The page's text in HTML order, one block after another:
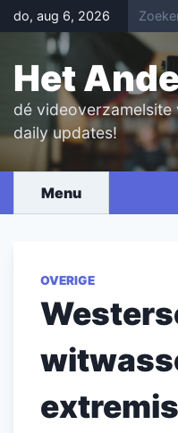
Skip
to
content
do, aug 6, 2026
Het
dé videoverzamelsite
daily updates!
Menu
OVERIGE